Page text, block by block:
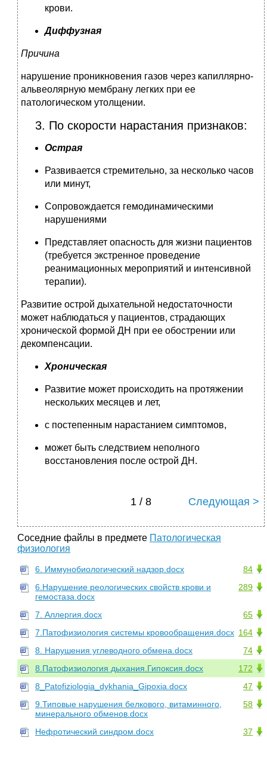
крови.
Диффузная
Причина
нарушение проникновения газов через капиллярно-
альвеолярную мембрану легких при ее
патологическом утолщении.
3. По скорости нарастания признаков:
Острая
Развивается стремительно, за несколько часов
или минут,
Сопровождается гемодинамическими
нарушениями
Представляет опасность для жизни пациентов
(требуется экстренное проведение
реанимационных мероприятий и интенсивной
терапии).
Развитие острой дыхательной недостаточности
может наблюдаться у пациентов, страдающих
хронической формой ДН при ее обострении или
декомпенсации.
Хроническая
Развитие может происходить на протяжении
нескольких месяцев и лет,
с постепенным нарастанием симптомов,
может быть следствием неполного
восстановления после острой ДН.
1 / 8 Следующая >
Соседние файлы в предмете Патологическая
физиология
84
6. Иммунобиологический надзор.docx
289
6.Нарушение реологических свойств крови и
гемостаза.docx
65
7. Аллергия.docx
164
7.Патофизиология системы кровообращения.docx
74
8. Нарушения углеводного обмена.docx
172
8.Патофизиология дыхания.Гипоксия.docx
47
8_Patofiziologia_dykhania_Gipoxia.docx
58
9.Типовые нарушения белкового, витаминного,
минерального обменов.docx
37
Нефротический синдром.docx